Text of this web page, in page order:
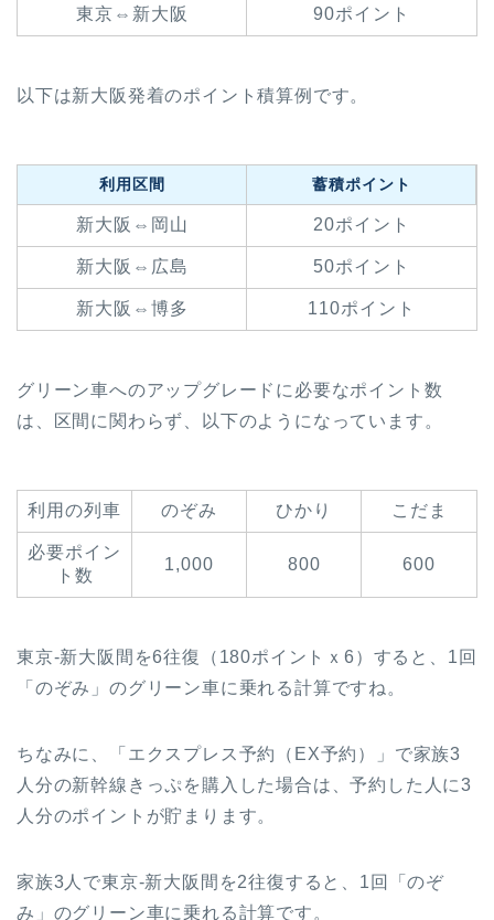
東京⇔新大阪 90ポイント
以下は新大阪発着のポイント積算例です。
利用区間 蓄積ポイント
新大阪⇔岡山 20ポイント
新大阪⇔広島 50ポイント
新大阪⇔博多 110ポイント
グリーン車へのアップグレードに必要なポイント数
は、区間に関わらず、以下のようになっています。
利用の列車 のぞみ ひかり こだま
必要ポイン
ト数
1,000 800 600
東京-新大阪間を6往復（180ポイントｘ6）すると、1回
「のぞみ」のグリーン車に乗れる計算ですね。
ちなみに、「エクスプレス予約（EX予約）」で家族3
人分の新幹線きっぷを購入した場合は、予約した人に3
人分のポイントが貯まります。
家族3人で東京-新大阪間を2往復すると、1回「のぞ
み」のグリーン車に乗れる計算です。